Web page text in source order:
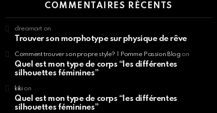
COMMENTAIRES RÉCENTS
dreamart on
Trouver son morphotype sur physique de rêve
Comment trouver son propre style? | Pomme Passion Blog on
Quel est mon type de corps “les différentes
silhouettes féminines”
kikion
Quel est mon type de corps “les différentes
silhouettes féminines”